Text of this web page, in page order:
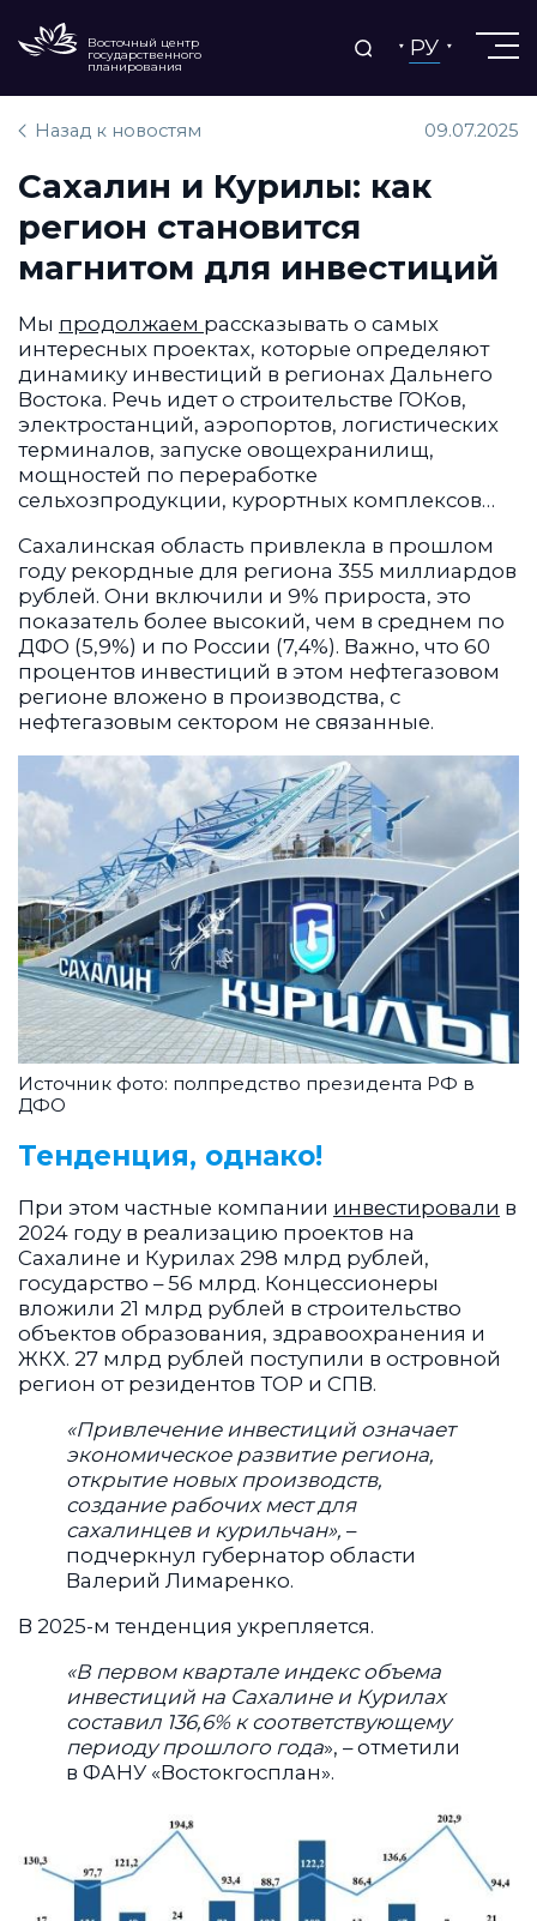
Восточный центр
государственного
планирования
РУ
Назад к новостям 09.07.2025
Сахалин и Курилы: как
регион становится
магнитом для инвестиций
Мы продолжаем рассказывать о самых
интересных проектах, которые определяют
динамику инвестиций в регионах Дальнего
Востока. Речь идет о строительстве ГОКов,
электростанций, аэропортов, логистических
терминалов, запуске овощехранилищ,
мощностей по переработке
сельхозпродукции, курортных комплексов…
Сахалинская область привлекла в прошлом
году рекордные для региона 355 миллиардов
рублей. Они включили и 9% прироста, это
показатель более высокий, чем в среднем по
ДФО (5,9%) и по России (7,4%). Важно, что 60
процентов инвестиций в этом нефтегазовом
регионе вложено в производства, с
нефтегазовым сектором не связанные.
Источник фото: полпредство президента РФ в
ДФО
Тенденция, однако!
При этом частные компании инвестировали в
2024 году в реализацию проектов на
Сахалине и Курилах 298 млрд рублей,
государство – 56 млрд. Концессионеры
вложили 21 млрд рублей в строительство
объектов образования, здравоохранения и
ЖКХ. 27 млрд рублей поступили в островной
регион от резидентов ТОР и СПВ.
«Привлечение инвестиций означает
экономическое развитие региона,
открытие новых производств,
создание рабочих мест для
сахалинцев и курильчан», –
подчеркнул губернатор области
Валерий Лимаренко.
В 2025-м тенденция укрепляется.
«В первом квартале индекс объема
инвестиций на Сахалине и Курилах
составил 136,6% к соответствующему
периоду прошлого года», – отметили
в ФАНУ «Востокгосплан».